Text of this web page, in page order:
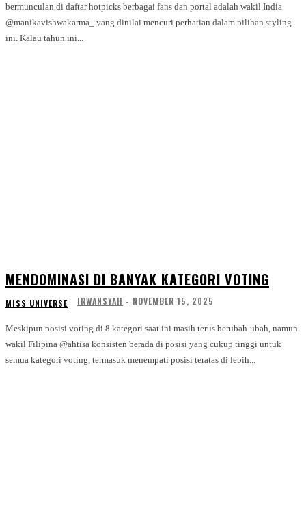
bermunculan di daftar hotpicks berbagai fans dan portal adalah wakil India
@manikavishwakarma_ yang dinilai mencuri perhatian dalam pilihan styling
ini. Kalau tahun ini...
MENDOMINASI DI BANYAK KATEGORI VOTING
MISS UNIVERSE IRWANSYAH - NOVEMBER 15, 2025
Meskipun posisi voting di 8 kategori saat ini masih terus berubah-ubah, namun
wakil Filipina @ahtisa konsisten berada di posisi yang cukup tinggi untuk
semua kategori voting, termasuk menempati posisi teratas di lebih...